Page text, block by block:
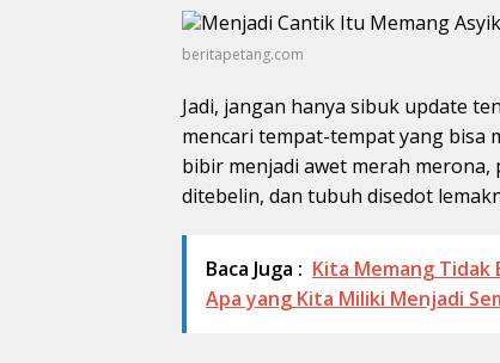
beritapetang.com
Jadi, jangan hanya sibuk update
mencari tempat-tempat yang bisa
bibir menjadi awet merah
ditebelin, dan tubuh disedot
Baca Juga : Kita Memang Tidak
Apa yang Kita Miliki Menjadi